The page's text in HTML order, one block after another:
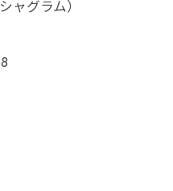
ャグラム）